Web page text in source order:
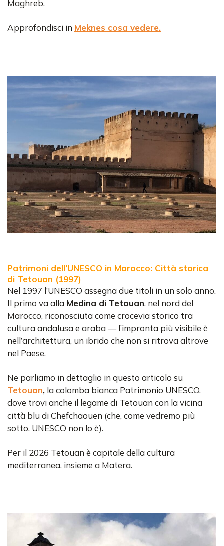
Maghreb.
Approfondisci in Meknes cosa vedere.
Patrimoni dell’UNESCO in Marocco: Città storica
di Tetouan (1997)
Nel 1997 l’UNESCO assegna due titoli in un solo anno.
Il primo va alla Medina di Tetouan, nel nord del
Marocco, riconosciuta come crocevia storico tra
cultura andalusa e araba — l’impronta più visibile è
nell’architettura, un ibrido che non si ritrova altrove
nel Paese.
Ne parliamo in dettaglio in questo articolo su
Tetouan, la colomba bianca Patrimonio UNESCO,
dove trovi anche il legame di Tetouan con la vicina
città blu di Chefchaouen (che, come vedremo più
sotto, UNESCO non lo è).
Per il 2026 Tetouan è capitale della cultura
mediterranea, insieme a Matera.